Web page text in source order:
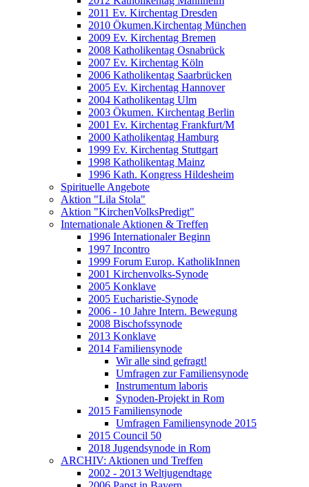
2011 Ev. Kirchentag Dresden
2010 Ökumen.Kirchentag München
2009 Ev. Kirchentag Bremen
2008 Katholikentag Osnabrück
2007 Ev. Kirchentag Köln
2006 Katholikentag Saarbrücken
2005 Ev. Kirchentag Hannover
2004 Katholikentag Ulm
2003 Ökumen. Kirchentag Berlin
2001 Ev. Kirchentag Frankfurt/M
2000 Katholikentag Hamburg
1999 Ev. Kirchentag Stuttgart
1998 Katholikentag Mainz
1996 Kath. Kongress Hildesheim
Spirituelle Angebote
Aktion "Lila Stola"
Aktion "KirchenVolksPredigt"
Internationale Aktionen & Treffen
1996 Internationaler Beginn
1997 Incontro
1999 Forum Europ. KatholikInnen
2001 Kirchenvolks-Synode
2005 Konklave
2005 Eucharistie-Synode
2006 - 10 Jahre Intern. Bewegung
2008 Bischofssynode
2013 Konklave
2014 Familiensynode
Wir alle sind gefragt!
Umfragen zur Familiensynode
Instrumentum laboris
Synoden-Projekt in Rom
2015 Familiensynode
Umfragen Familiensynode 2015
2015 Council 50
2018 Jugendsynode in Rom
ARCHIV: Aktionen und Treffen
2002 - 2013 Weltjugendtage